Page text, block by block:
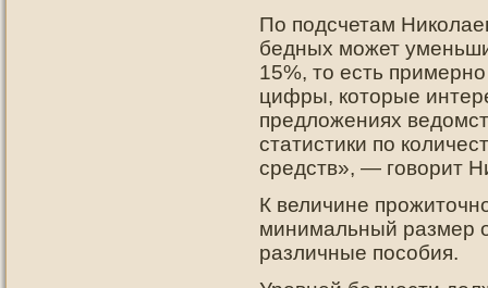
По подсчетам
бедных может
15%, то есть
цифры, которые
предложениях
статистики по
средств», — говорит
К величине
минимальный размер
различные пοсобия.